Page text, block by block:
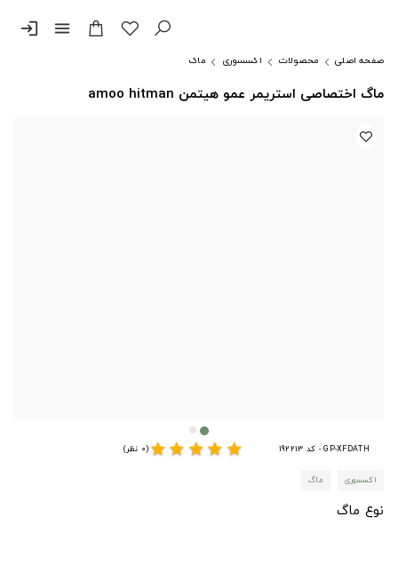
menu
login
صفحه اصلی محصولات اکسسوری ماگ
ماگ اختصاصی استریمر عمو هیتمن amoo hitman
GP-XFDATH - کد 192213 star
star
star
star
star(0 نظر)
اکسسوری ماگ
نوع ماگ